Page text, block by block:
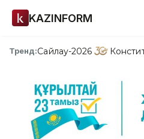
KAZINFORM
Тренд:Сайлау-2026